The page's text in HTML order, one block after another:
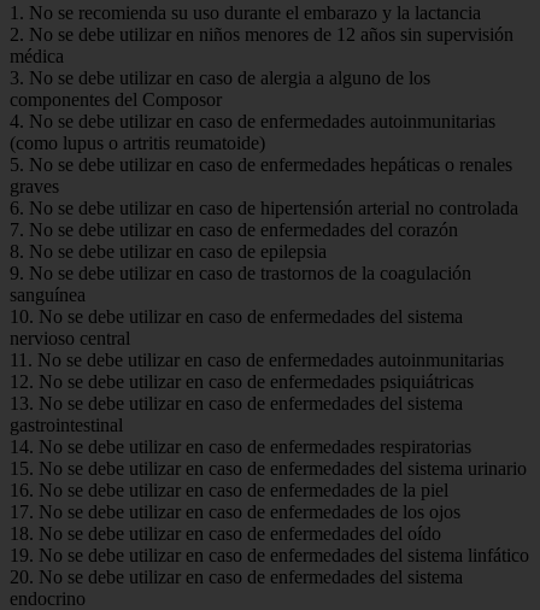
1. No se recomienda su uso durante el embarazo y la lactancia
2. No se debe utilizar en niños menores de 12 años sin supervisión
médica
3. No se debe utilizar en caso de alergia a alguno de los
componentes del Composor
4. No se debe utilizar en caso de enfermedades autoinmunitarias
(como lupus o artritis reumatoide)
5. No se debe utilizar en caso de enfermedades hepáticas o renales
graves
6. No se debe utilizar en caso de hipertensión arterial no controlada
7. No se debe utilizar en caso de enfermedades del corazón
8. No se debe utilizar en caso de epilepsia
9. No se debe utilizar en caso de trastornos de la coagulación
sanguínea
10. No se debe utilizar en caso de enfermedades del sistema
nervioso central
11. No se debe utilizar en caso de enfermedades autoinmunitarias
12. No se debe utilizar en caso de enfermedades psiquiátricas
13. No se debe utilizar en caso de enfermedades del sistema
gastrointestinal
14. No se debe utilizar en caso de enfermedades respiratorias
15. No se debe utilizar en caso de enfermedades del sistema urinario
16. No se debe utilizar en caso de enfermedades de la piel
17. No se debe utilizar en caso de enfermedades de los ojos
18. No se debe utilizar en caso de enfermedades del oído
19. No se debe utilizar en caso de enfermedades del sistema linfático
20. No se debe utilizar en caso de enfermedades del sistema
endocrino